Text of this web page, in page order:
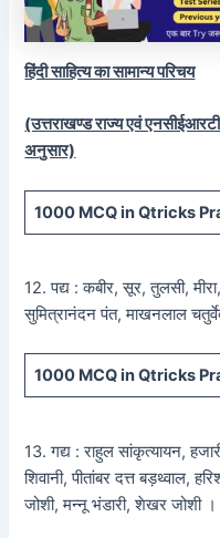
हिंदी साहित्य का सामान्य परिचय
(उत्तराखण्ड राज्य एवं
अनुसार)
1000 MCQin Qtricks
12. पद्य : कबीर, सूर, तुलसी,
सुमित्रानंदन पंत, माखनलाल
1000 MCQin Qtricks
13. गद्य : राहुल सांकृत्यायन,
शिवानी, पीतांबर दत्त बड़थ्वाल,
जोशी, मन्नू भंडारी, शेखर जोशी ।